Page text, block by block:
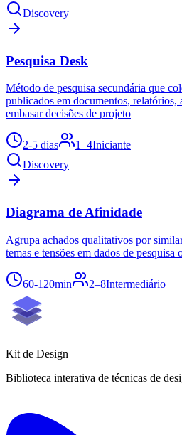
Discovery
Pesquisa Desk
Método de pesquisa secundária que
publicados em documentos, relatórios,
embasar decisões de projeto
2-5 dias 1–4Iniciante
Discovery
Diagrama de Afinidade
Agrupa achados qualitativos por
temas e tensões em dados de pesquisa
60-120min 2–8Intermediário
Kit de Design
Biblioteca interativa de técnicas de